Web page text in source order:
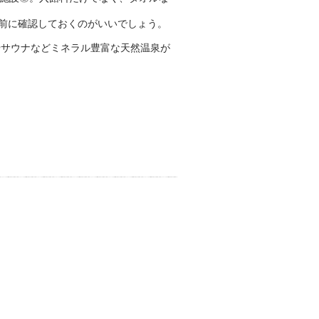
確認しておくのがいいでしょう。
ウナなどミネラル豊富な天然温泉が